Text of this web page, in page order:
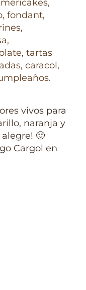
vivos para
naranja y
🙂
Cargol en